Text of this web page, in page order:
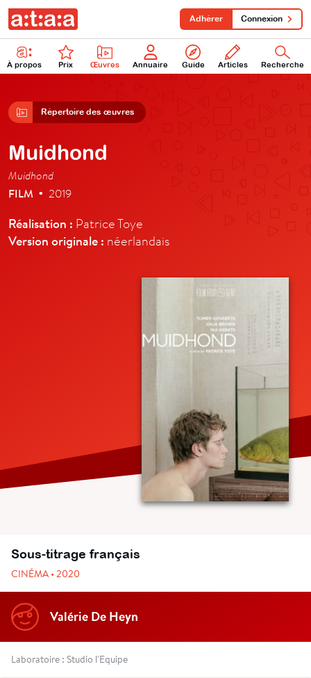
À propos Prix Œuvres Annuaire Guide Articles Recherche
Adhérer Connexion
Répertoire des œuvres
Muidhond
Muidhond
FILM • 2019
Réalisation : Patrice Toye
Version originale : néerlandais
Sous-titrage français
CINÉMA • 2020
Valérie De Heyn
Laboratoire : Studio l'Equipe